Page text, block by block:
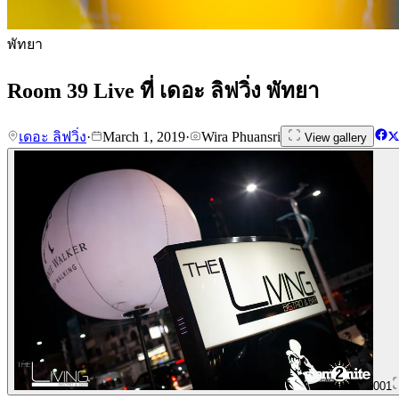
พัทยา
Room 39 Live ที่ เดอะ ลิฟวิ่ง พัทยา
เดอะ ลิฟวิ่ง· March 1, 2019· Wira Phuansri View gallery
001